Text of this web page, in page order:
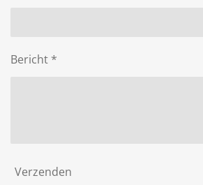
Bericht *
Verzenden